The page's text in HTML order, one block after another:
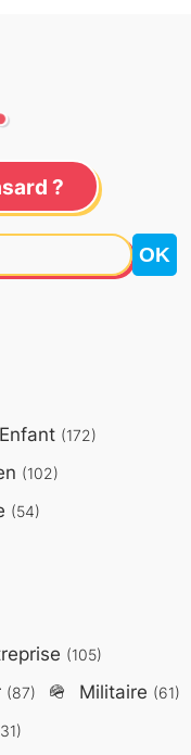
?
Enfant (172)
(102)
(54)
(105)
(87) 🪖 Militaire (61)